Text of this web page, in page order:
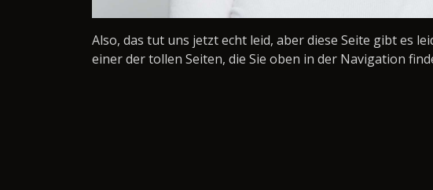
Also, das tut uns jetzt echt leid, aber diese Seite gibt es
einer der tollen Seiten, die Sie oben in der Navigation